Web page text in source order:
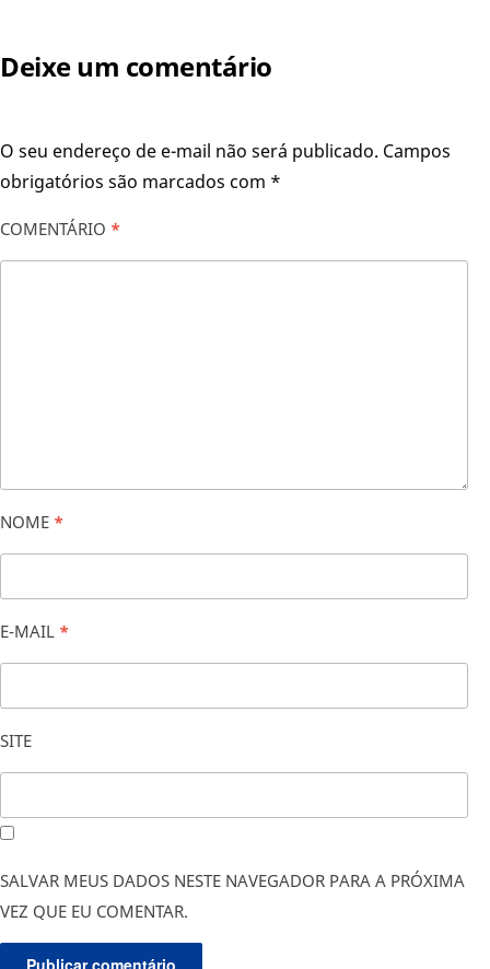
Deixe um comentário
O seu endereço de e-mail não será publicado. Campos
obrigatórios são marcados com *
COMENTÁRIO *
NOME *
E-MAIL *
SITE
SALVAR MEUS DADOS NESTE NAVEGADOR PARA A PRÓXIMA
VEZ QUE EU COMENTAR.